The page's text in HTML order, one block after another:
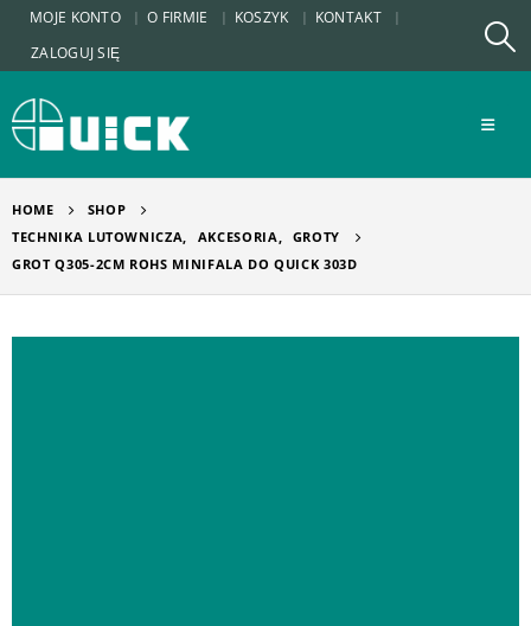
MOJE KONTO O FIRMIE KOSZYK
KONTAKT
ZALOGUJ SIĘ
HOME
SHOP
TECHNIKA LUTOWNICZA, AKCESORIA, GROTY
GROT Q305-2CM ROHS MINIFALA DO QUICK 303D